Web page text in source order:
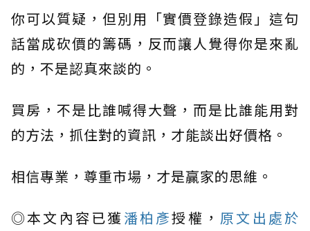
你可以質疑，但別用「實價登錄造假」這句
話當成砍價的籌碼，反而讓人覺得你是來亂
的，不是認真來談的。
買房，不是比誰喊得大聲，而是比誰能用對
的方法，抓住對的資訊，才能談出好價格。
相信專業，尊重市場，才是贏家的思維。
◎本文內容已獲潘柏彥授權， 原文出處於